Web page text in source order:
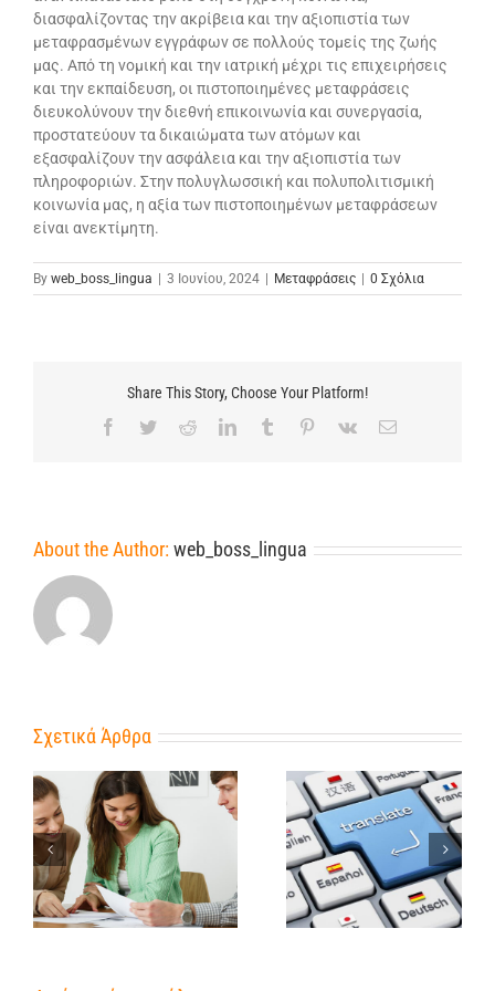
διασφαλίζοντας την ακρίβεια και την αξιοπιστία των
μεταφρασμένων εγγράφων σε πολλούς τομείς της ζωής
μας. Από τη νομική και την ιατρική μέχρι τις επιχειρήσεις
και την εκπαίδευση, οι πιστοποιημένες μεταφράσεις
διευκολύνουν την διεθνή επικοινωνία και συνεργασία,
προστατεύουν τα δικαιώματα των ατόμων και
εξασφαλίζουν την ασφάλεια και την αξιοπιστία των
πληροφοριών. Στην πολυγλωσσική και πολυπολιτισμική
κοινωνία μας, η αξία των πιστοποιημένων μεταφράσεων
είναι ανεκτίμητη.
By web_boss_lingua | 3 Ιουνίου, 2024 | Μεταφράσεις | 0 Σχόλια
Share This Story, Choose Your Platform!
Facebook
TwitterRedditLinkedInTumblr Pinterest
Vk Email
About the Author:web_boss_lingua
Σχετικά Άρθρα
Επικυρωμένες
μεταφράσεις: Η Σημασία
και Οι Πρακτικές τους